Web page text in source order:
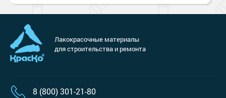
Лакокрасочные материалы
для строительства и ремонта
8 (800) 301-21-80